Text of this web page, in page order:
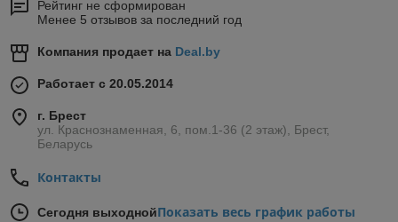
Рейтинг не сформирован
Менее 5 отзывов за последний год
Компания продает на Deal.by
Работает с 20.05.2014
г. Брест
ул. Краснознаменная, 6, пом.1-36 (2 этаж), Брест,
Беларусь
Контакты
Сегодня выходнойПоказать весь график работы